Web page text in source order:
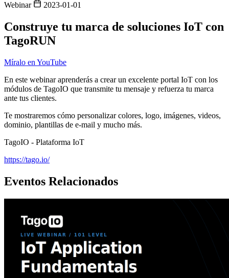
Webinar 2023-01-01
Construye tu marca de soluciones IoT con
TagoRUN
Míralo en YouTube
En este webinar aprenderás a crear un excelente portal IoT con los
módulos de TagoIO que transmite tu mensaje y refuerza tu marca
ante tus clientes.
Te mostraremos cómo personalizar colores, logo, imágenes, videos,
dominio, plantillas de e-mail y mucho más.
TagoIO - Plataforma IoT
https://tago.io/
Eventos Relacionados